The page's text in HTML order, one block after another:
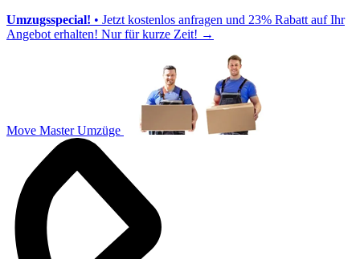
Umzugsspecial! • Jetzt kostenlos anfragen und 23% Rabatt auf Ihr
Angebot erhalten! Nur für kurze Zeit! →
Move Master Umzüge